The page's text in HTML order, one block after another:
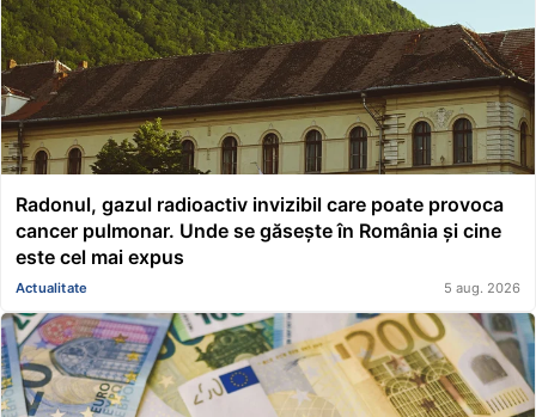
Radonul, gazul radioactiv invizibil care poate provoca
cancer pulmonar. Unde se găsește în România și cine
este cel mai expus
Actualitate 5 aug. 2026